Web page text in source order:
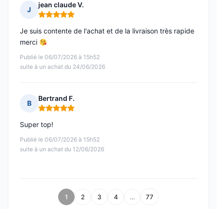
J
jean claude V.
Note : 5 sur 5
Publié le 06/07/2026 à 15h52
suite à un achat du 24/06/2026
Je suis contente de l'achat et de la livraison très rapide
merci
B
Bertrand F.
Note : 5 sur 5
Publié le 06/07/2026 à 15h52
suite à un achat du 12/06/2026
Super top!
1 2 3 4 … 77